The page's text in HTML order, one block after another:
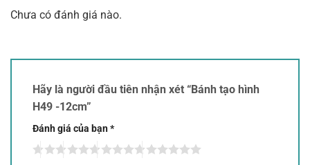
Chưa có đánh giá nào.
Hãy là người đầu tiên nhận xét “Bánh tạo hình
H49 -12cm”
Đánh giá của bạn*